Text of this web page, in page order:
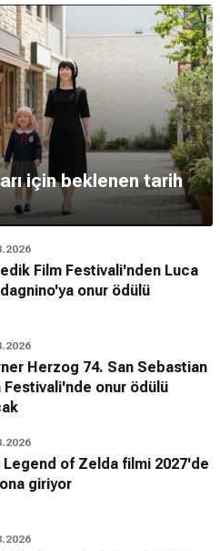
için beklenen tarih
Film Festivali'nden Luca
onur ödülü
Herzog 74. San Sebastian
Festivali'nde onur ödülü
Legend of Zelda filmi 2027'de
giriyor